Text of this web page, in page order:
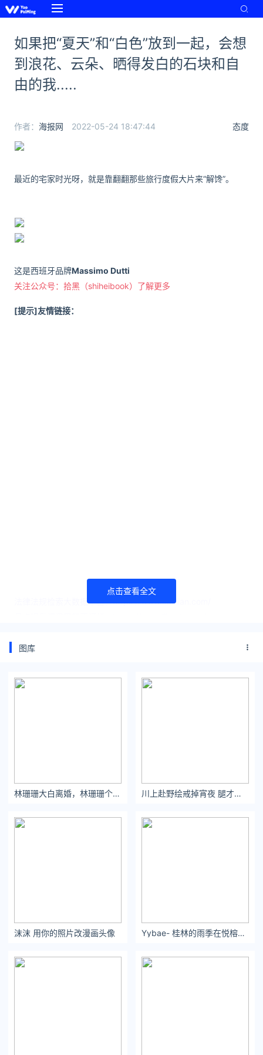
如果把“夏天”和“白色”放到一起，会想
到浪花、云朵、晒得发白的石块和自
由的我.....
态度
作者： 海报网 2022-05-24 18:47:44
最近的宅家时光呀，就是靠翻翻那些旅行度假大片来“解馋”。
这是西班牙品牌Massimo Dutti
关注公众号：拾黑（shiheibook）了解更多
[提示]友情链接：
法律法规检索大数据平台：https://www.itanlian.com/
*文章为作者独立观点，不代表 文娱排行榜 立场
文娱排行榜 )及本页链接。
点击查看全文
图库
林珊珊大白离婚，林珊珊个人最新写真 川上赴野绘戒掉宵夜 腿才是最好的单品[太开心] #OOTD##绫# ​​​
沫沫 用你的照片改漫画头像 Yybae- 桂林的雨季在悦榕庄吸氧 - 小红书